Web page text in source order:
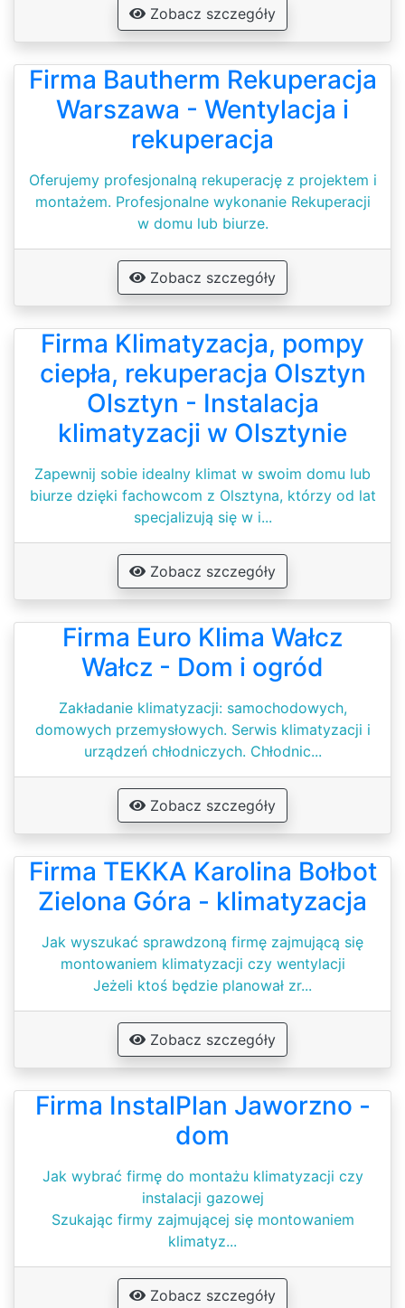
Zobacz szczegóły
Firma Bautherm Rekuperacja
Warszawa - Wentylacja i
rekuperacja
Oferujemy profesjonalną rekuperację z projektem i
montażem. Profesjonalne wykonanie Rekuperacji
w domu lub biurze.
Zobacz szczegóły
Firma Klimatyzacja, pompy
ciepła, rekuperacja Olsztyn
Olsztyn - Instalacja
klimatyzacji w Olsztynie
Zapewnij sobie idealny klimat w swoim domu lub
biurze dzięki fachowcom z Olsztyna, którzy od lat
specjalizują się w i...
Zobacz szczegóły
Firma Euro Klima Wałcz
Wałcz - Dom i ogród
Zakładanie klimatyzacji: samochodowych,
domowych przemysłowych. Serwis klimatyzacji i
urządzeń chłodniczych. Chłodnic...
Zobacz szczegóły
Firma TEKKA Karolina Bołbot
Zielona Góra - klimatyzacja
Jak wyszukać sprawdzoną firmę zajmującą się
montowaniem klimatyzacji czy wentylacji
Jeżeli ktoś będzie planował zr...
Zobacz szczegóły
Firma InstalPlan Jaworzno -
dom
Jak wybrać firmę do montażu klimatyzacji czy
instalacji gazowej
Szukając firmy zajmującej się montowaniem
klimatyz...
Zobacz szczegóły